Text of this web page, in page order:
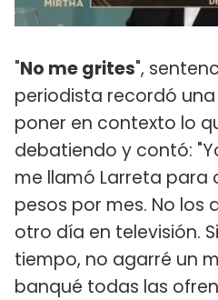
"No me grites",
periodista recordó
poner en contexto lo
debatiendo y contó:
me llamó Larreta para
pesos por mes. No los
otro día en televisión.
tiempo, no agarré un
banqué todas las